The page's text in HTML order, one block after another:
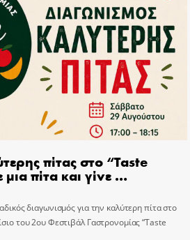
πίτας στο “Taste
πίτα και γίνε …
διαγωνισμός για την καλύτερη πίτα στο
του 2ου Φεστιβάλ Γαστρονομίας “Taste